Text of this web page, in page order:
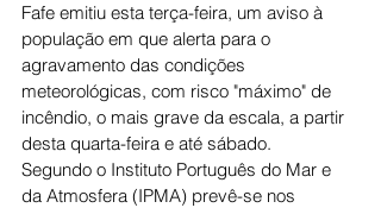
Fafe emitiu esta terça-feira, um aviso à
população em que alerta para o
agravamento das condições
meteorológicas, com risco "máximo" de
incêndio, o mais grave da escala, a partir
desta quarta-feira e até sábado.
Segundo o Instituto Português do Mar e
da Atmosfera (IPMA) prevê-se nos